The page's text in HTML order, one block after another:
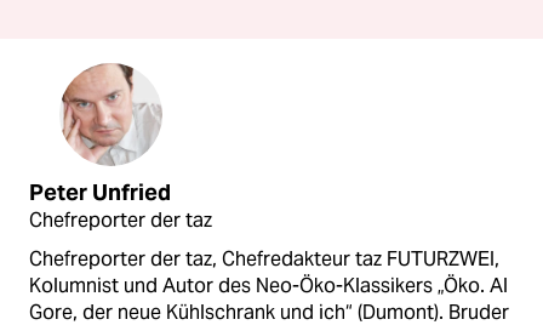
Peter Unfried
Chefreporter der taz
Chefreporter der taz, Chefredakteur taz FUTURZWEI,
Kolumnist und Autor des Neo-Öko-Klassikers „Öko. Al
Gore, der neue Kühlschrank und ich“ (Dumont). Bruder